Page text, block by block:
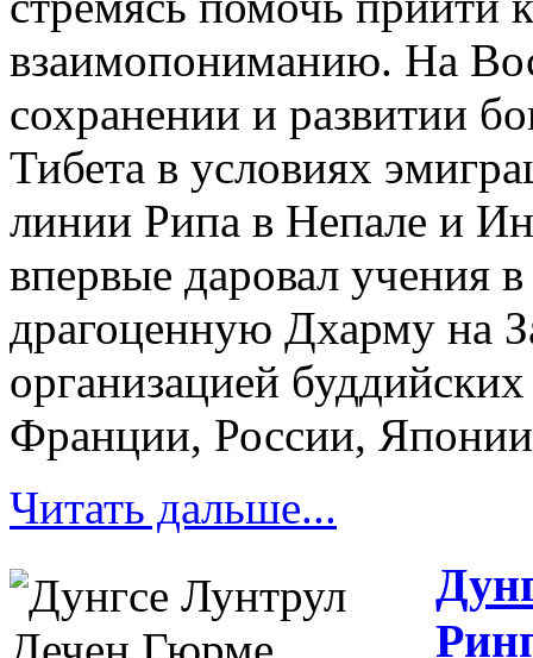
взаимопониманию. На
сохранении и развитии
Тибета в условиях
линии Рипа в Непале и
впервые даровал учения
драгоценную Дхарму на
организацией
Франции, России,
Читать дальше...